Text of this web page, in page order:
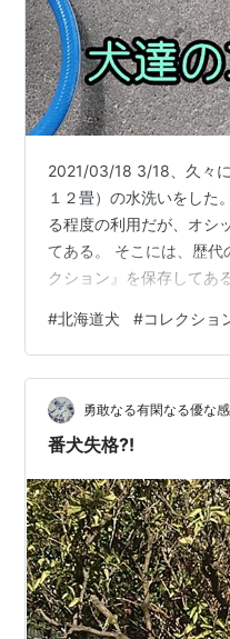
2021/03/18 3/18、久々
１２畳）の水洗いをした
る程度の利用だが、オシ
てある。 そこには、歴代
クション』を保存してあ
けたボールは散歩中、絶
るのだ。 それはそれは
きなボールでは、アゴが
も、私が手伝って、くわ
ニがいる関係で、この頃
#北海道犬 #コレクショ
勇敢なる有閑なる優な
番犬失格⁈